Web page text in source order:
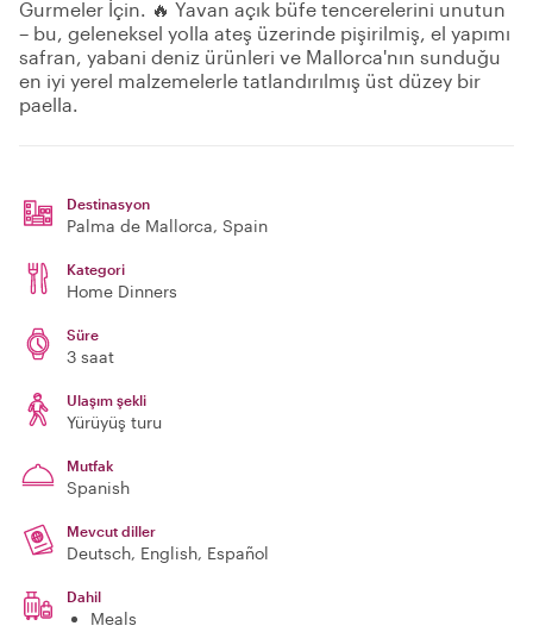
Gurmeler İçin. 🔥 Yavan açık büfe tencerelerini unutun
– bu, geleneksel yolla ateş üzerinde pişirilmiş, el yapımı
safran, yabani deniz ürünleri ve Mallorca'nın sunduğu
en iyi yerel malzemelerle tatlandırılmış üst düzey bir
paella.
Destinasyon
Palma de Mallorca, Spain
Kategori
Home Dinners
Süre
3 saat
Ulaşım şekli
Yürüyüş turu
Mutfak
Spanish
Mevcut diller
Deutsch, English, Español
Dahil
Meals